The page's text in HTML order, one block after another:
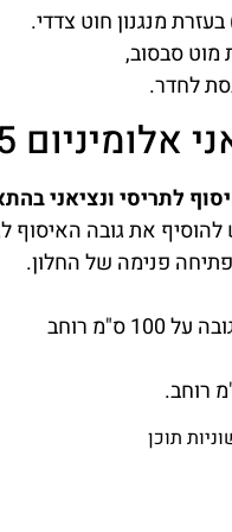
מנגנון חוט צדדי.
מוט סבסוב,
לחדר.
25 מ"מ
לתריסי ונציאני
את גובה האיסוף
פנימה של החלון.